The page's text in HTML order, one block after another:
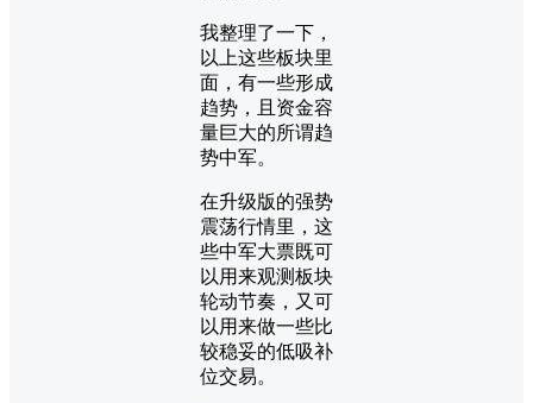
我整理了一下，
以上这些板块里
面，有一些形成
趋势，且资金容
量巨大的所谓趋
势中军。
在升级版的强势
震荡行情里，这
些中军大票既可
以用来观测板块
轮动节奏，又可
以用来做一些比
较稳妥的低吸补
位交易。